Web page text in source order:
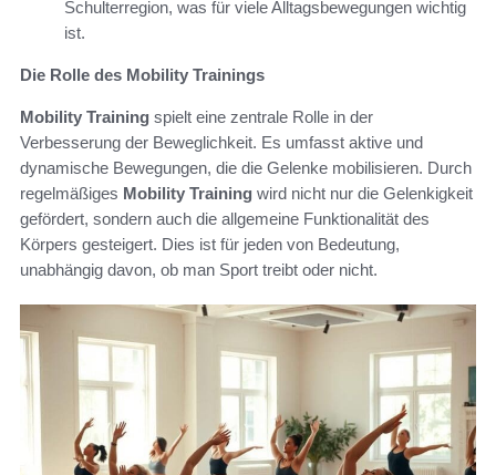
Schulterregion, was für viele Alltagsbewegungen wichtig
ist.
Die Rolle des Mobility Trainings
Mobility Training spielt eine zentrale Rolle in der
Verbesserung der Beweglichkeit. Es umfasst aktive und
dynamische Bewegungen, die die Gelenke mobilisieren. Durch
regelmäßiges Mobility Training wird nicht nur die Gelenkigkeit
gefördert, sondern auch die allgemeine Funktionalität des
Körpers gesteigert. Dies ist für jeden von Bedeutung,
unabhängig davon, ob man Sport treibt oder nicht.